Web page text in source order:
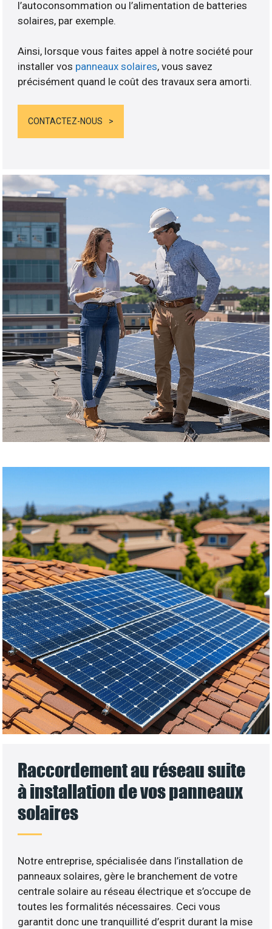
l’autoconsommation ou l’alimentation de batteries
solaires, par exemple.
Ainsi, lorsque vous faites appel à notre société pour
installer vos panneaux solaires, vous savez
précisément quand le coût des travaux sera amorti.
CONTACTEZ-NOUS
Raccordement au réseau suite
à installation de vos panneaux
solaires
Notre entreprise, spécialisée dans l’installation de
panneaux solaires, gère le branchement de votre
centrale solaire au réseau électrique et s’occupe de
toutes les formalités nécessaires. Ceci vous
garantit donc une tranquillité d’esprit durant la mise